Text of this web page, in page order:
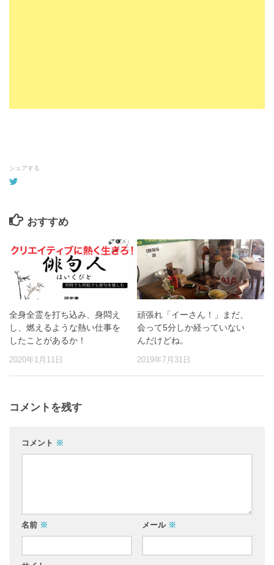
シェアする
おすすめ
全身全霊を打ち込み、身悶え
し、燃えるような熱い仕事を
したことがあるか！
2020年1月11日
頑張れ「イーさん！」まだ、
会って5分しか経っていない
んだけどね。
2019年7月31日
コメントを残す
コメント ※
名前 ※ メール ※